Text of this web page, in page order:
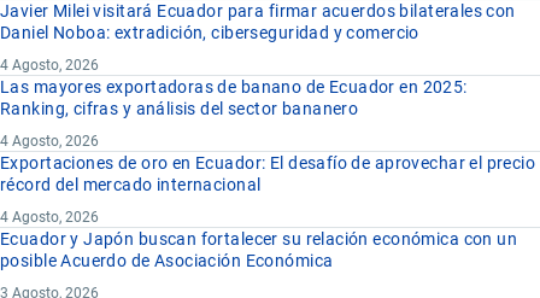
Javier Milei visitará Ecuador para firmar acuerdos bilaterales con
Daniel Noboa: extradición, ciberseguridad y comercio
4 Agosto, 2026
Las mayores exportadoras de banano de Ecuador en 2025:
Ranking, cifras y análisis del sector bananero
4 Agosto, 2026
Exportaciones de oro en Ecuador: El desafío de aprovechar el precio
récord del mercado internacional
4 Agosto, 2026
Ecuador y Japón buscan fortalecer su relación económica con un
posible Acuerdo de Asociación Económica
3 Agosto, 2026